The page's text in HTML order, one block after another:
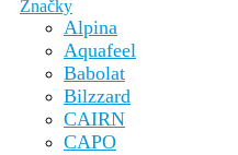
Značky
Alpina
Aquafeel
Babolat
Bilzzard
CAIRN
CAPO